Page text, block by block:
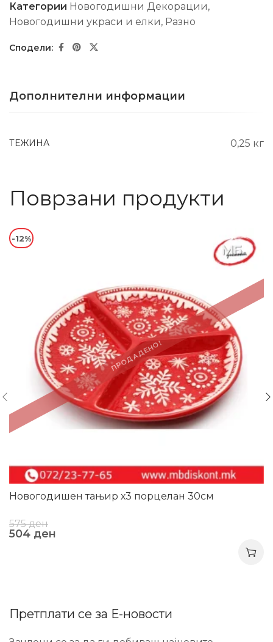
Категории Новогодишни Декорации,
Новогодишни украси и елки, Разно
Дополнителни информации
ТЕЖИНА 0,25 кг
Поврзани продукти
ПРОДАДЕНО!
-12%
Новогодишен тањир х3 порцелан 30см
575ден
504 ден
Претплати се за Е-новости